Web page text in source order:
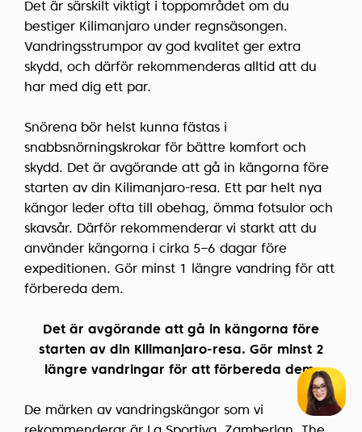
Det är särskilt viktigt i toppområdet om du
bestiger Kilimanjaro under regnsäsongen.
Vandringsstrumpor av god kvalitet ger extra
skydd, och därför rekommenderas alltid att du
har med dig ett par.
Snörena bör helst kunna fästas i
snabbsnörningskrokar för bättre komfort och
skydd. Det är avgörande att gå in kängorna före
starten av din Kilimanjaro-resa. Ett par helt nya
kängor leder ofta till obehag, ömma fotsulor och
skavsår. Därför rekommenderar vi starkt att du
använder kängorna i cirka 5–6 dagar före
expeditionen. Gör minst 1 längre vandring för att
förbereda dem.
Det är avgörande att gå in kängorna före
starten av din Kilimanjaro-resa. Gör minst 2
längre vandringar för att förbereda dem.
De märken av vandringskängor som vi